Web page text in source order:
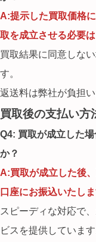
A:提示した買取価格
取を成立させる必要は
買取結果に同意しな
す。
返送料は弊社が負担
買取後の支払い方
Q4: 買取が成立した
か？
A:買取が成立した後
口座にお振込いたしま
スピーディな対応で
ビスを提供しています